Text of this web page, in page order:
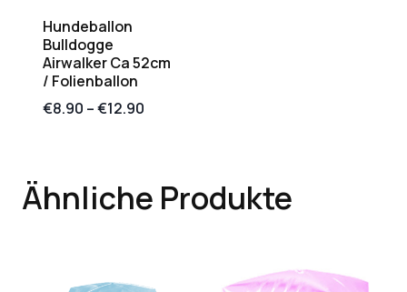
Hundeballon
Bulldogge
Airwalker Ca 52cm
/ Folienballon
€8.90 –€12.90
Ähnliche Produkte